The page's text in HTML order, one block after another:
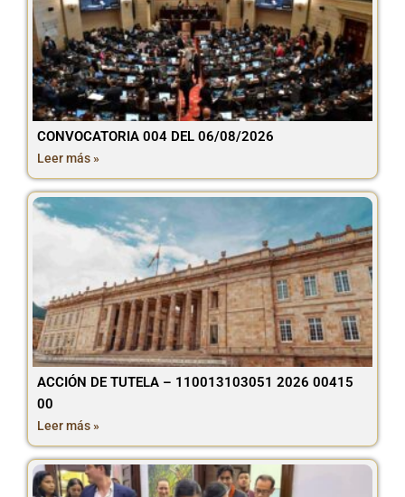
CONVOCATORIA 004 DEL 06/08/2026
Leer más »
ACCIÓN DE TUTELA – 110013103051 2026 00415
00
Leer más »